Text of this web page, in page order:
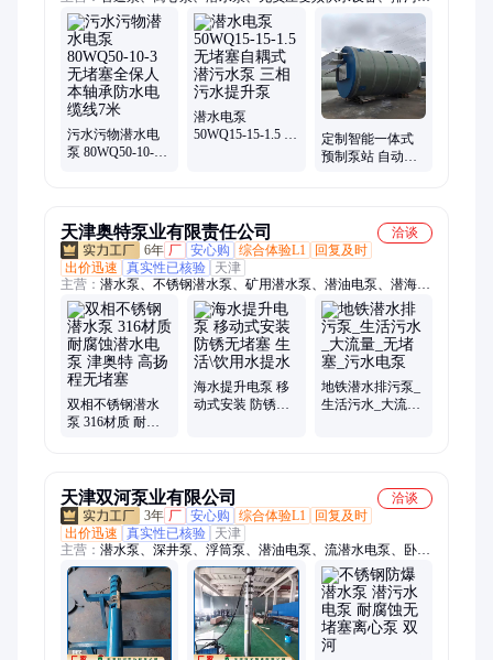
泵、消防泵、清水泵、自吸泵、化工泵、多级泵、消防成套设
备、控制柜系列
污水污物潜水电
泵 80WQ50-10-3
潜水电泵
50WQ15-15-1.5 无
定制智能一体式
预制泵站 自动雨
天津奥特泵业有限责任公司
洽谈
6年 厂 安心购 综合体验L1
回复及时
出价迅速
真实性已核验
天津
主营： 潜水泵、不锈钢潜水泵、矿用潜水泵、潜油电泵、潜海水
电泵、热水潜水泵、卧式潜水泵、下吸式潜水泵、高压潜水泵、
海水提升泵、潜水电机、高扬程潜水泵、大流量潜水泵、耐高温
潜水泵、浮筒式潜水泵、潜油电机、热水泵、浮筒泵、潜水轴流
泵、潜水污水泵、轴流泵、污水泵、排污泵、海水泵、电潜泵
双相不锈钢潜水
泵 316材质 耐腐
海水提升电泵 移
动式安装 防锈无
地铁潜水排污泵_
生活污水_大流量
天津双河泵业有限公司
洽谈
3年 厂 安心购 综合体验L1
回复及时
出价迅速
真实性已核验
天津
主营： 潜水泵、深井泵、浮筒泵、潜油电泵、流潜水电泵、卧式
潜水泵、潜水轴流泵、矿用潜水泵、污水泵、热水泵、双吸泵、
永磁泵、防汛泵车、管中泵、管道离心泵、漂浮泵、下吸式潜水
泵、中吸泵、化工泵、立式潜水混流泵、矿井深井泵、农用清水
泵、轴流潜水泵、潜水混流泵、井用不锈钢潜水泵